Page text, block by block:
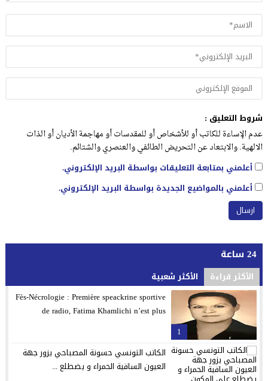
شروط التعليق :
عدم الإساءة للكاتب أو للأشخاص أو للمقدسات أو مهاجمة الأديان أو الذات
الالهية. والابتعاد عن التحريض الطائفي والعنصري والشتائم.
أعلمني بمتابعة التعليقات بواسطة البريد الإلكتروني.
أعلمني بالمواضيع الجديدة بواسطة البريد الإلكتروني.
24 ساعة
الأكثر قراءة الأكثر شعبية
1
Fès-Nécrologie : Première speackrine sportive
de radio, Fatima Khamlichi n’est plus
الكاتب التونسي حسونة المصباحي يزور جهة
العيون الساقية الحمراء و يضطلع ...